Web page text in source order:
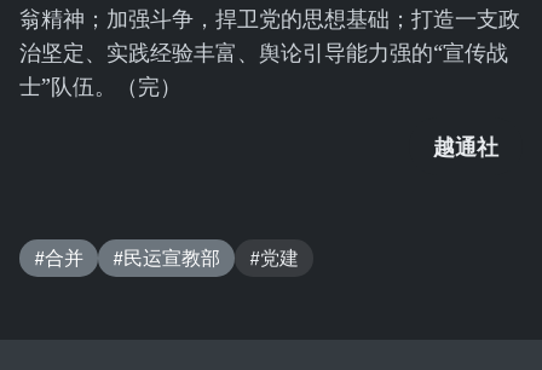
翁精神；加强斗争，捍卫党的思想基础；打造一支政
治坚定、实践经验丰富、舆论引导能力强的“宣传战
士”队伍。（完）
越通社
#合并 #民运宣教部 #党建